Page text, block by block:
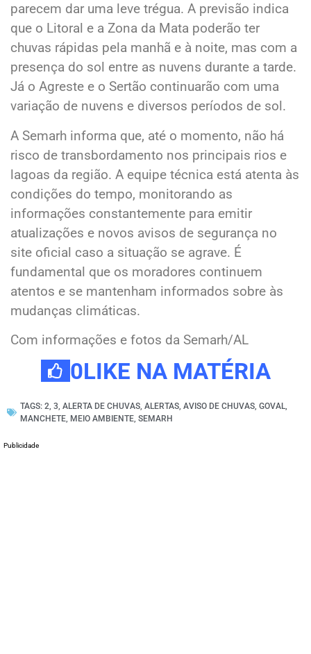
parecem dar uma leve trégua. A previsão indica
que o Litoral e a Zona da Mata poderão ter
chuvas rápidas pela manhã e à noite, mas com a
presença do sol entre as nuvens durante a tarde.
Já o Agreste e o Sertão continuarão com uma
variação de nuvens e diversos períodos de sol.
A Semarh informa que, até o momento, não há
risco de transbordamento nos principais rios e
lagoas da região. A equipe técnica está atenta às
condições do tempo, monitorando as
informações constantemente para emitir
atualizações e novos avisos de segurança no
site oficial caso a situação se agrave. É
fundamental que os moradores continuem
atentos e se mantenham informados sobre às
mudanças climáticas.
Com informações e fotos da Semarh/AL
0LIKE NA MATÉRIA
TAGS: 2, 3, ALERTA DE CHUVAS, ALERTAS, AVISO DE CHUVAS, GOVAL,
MANCHETE, MEIO AMBIENTE, SEMARH
Publicidade